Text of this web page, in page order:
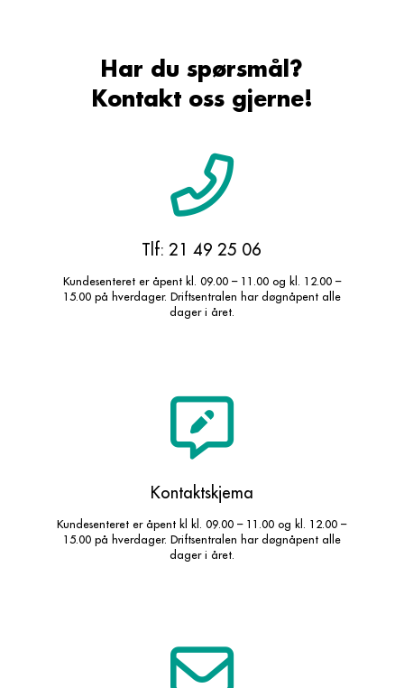
Har du spørsmål?
Kontakt oss gjerne!
Tlf: 21 49 25 06
Kundesenteret er åpent kl. 09.00 – 11.00 og kl. 12.00 –
15.00 på hverdager. Driftsentralen har døgnåpent alle
dager i året.
Kontaktskjema
Kundesenteret er åpent kl kl. 09.00 – 11.00 og kl. 12.00 –
15.00 på hverdager. Driftsentralen har døgnåpent alle
dager i året.